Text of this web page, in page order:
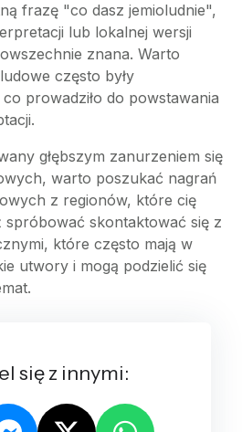
frazę "co dasz jemioludnie",
lub lokalnej wersji
znana. Warto
często były
prowadziło do powstawania
głębszym zanurzeniem się
warto poszukać nagrań
z regionów, które cię
spróbować skontaktować się z
które często mają w
utwory i mogą podzielić się
się z innymi: